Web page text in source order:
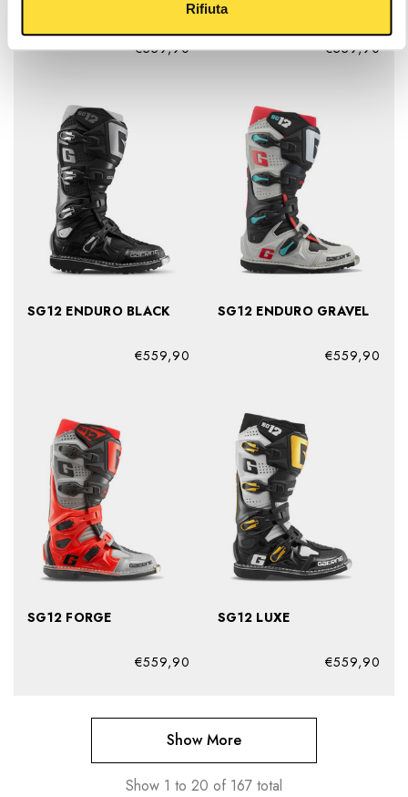
Rifiuta
€559,90 €559,90
SG12 ENDURO BLACK
€559,90
SG12 ENDURO GRAVEL
€559,90
SG12 FORGE
€559,90
SG12 LUXE
€559,90
Show More
Show 1 to 20 of 167 total